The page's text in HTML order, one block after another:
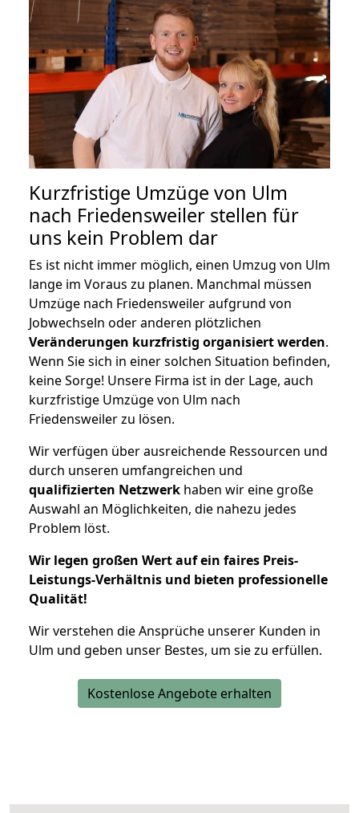
Kurzfristige Umzüge von Ulm
nach Friedensweiler stellen für
uns kein Problem dar
Es ist nicht immer möglich, einen Umzug von Ulm
lange im Voraus zu planen. Manchmal müssen
Umzüge nach Friedensweiler aufgrund von
Jobwechseln oder anderen plötzlichen
Veränderungen kurzfristig organisiert werden.
Wenn Sie sich in einer solchen Situation befinden,
keine Sorge! Unsere Firma ist in der Lage, auch
kurzfristige Umzüge von Ulm nach
Friedensweiler zu lösen.
Wir verfügen über ausreichende Ressourcen und
durch unseren umfangreichen und
qualifizierten Netzwerk haben wir eine große
Auswahl an Möglichkeiten, die nahezu jedes
Problem löst.
Wir legen großen Wert auf ein faires Preis-
Leistungs-Verhältnis und bieten professionelle
Qualität!
Wir verstehen die Ansprüche unserer Kunden in
Ulm und geben unser Bestes, um sie zu erfüllen.
Kostenlose Angebote erhalten